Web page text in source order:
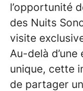
l’opportunité
des Nuits
visite
Au-delà
unique, cette
de partager